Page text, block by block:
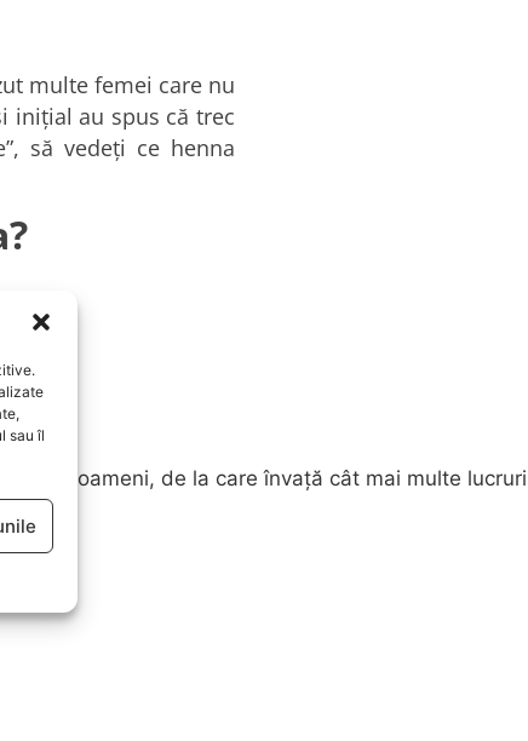
sau îl
multe femei care nu
iniţial au spus că trec
să vedeţi ce henna
noi oameni, de la care învață cât mai multe lucruri